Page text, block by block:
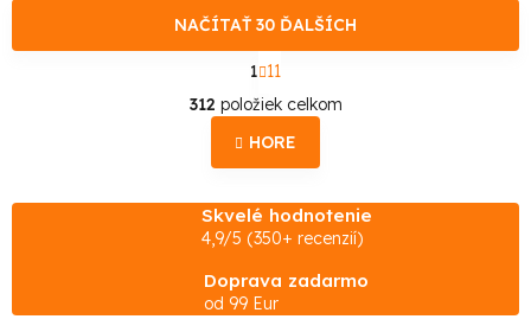
O
v
l
á
d
c
i
NAČÍTAŤ 30 ĎALŠÍCH
S
t
r
á
n
v
a
n
e
1 11
312 položiek celkom
HORE
Skvelé hodnotenie
4,9/5 (350+ recenzií)
Doprava zadarmo
od 99 Eur